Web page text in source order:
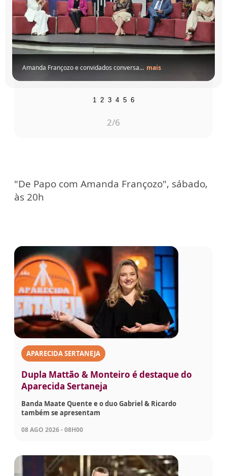
Amanda Françozo e convidados conversa... mais
1 2 3 4 5 6
2/6
"De Papo com Amanda Françozo", sábado,
às 20h
APARECIDA SERTANEJA
Dupla Mattão & Monteiro é destaque do
Aparecida Sertaneja
Banda Maate Quente e o duo Gabriel & Ricardo
também se apresentam
08 AGO 2026 - 08H00